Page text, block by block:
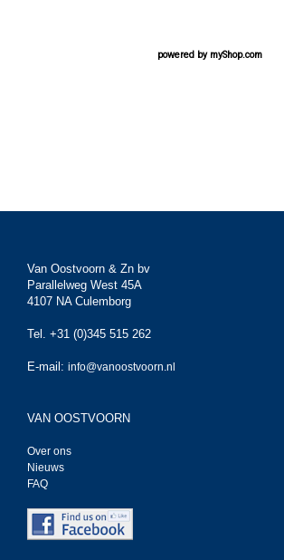
powered by myShop.com
Van Oostvoorn & Zn bv
Parallelweg West 45A
4107 NA Culemborg
Tel. +31 (0)345 515 262
E-mail: info@vanoostvoorn.nl
VAN OOSTVOORN
Over ons
Nieuws
FAQ